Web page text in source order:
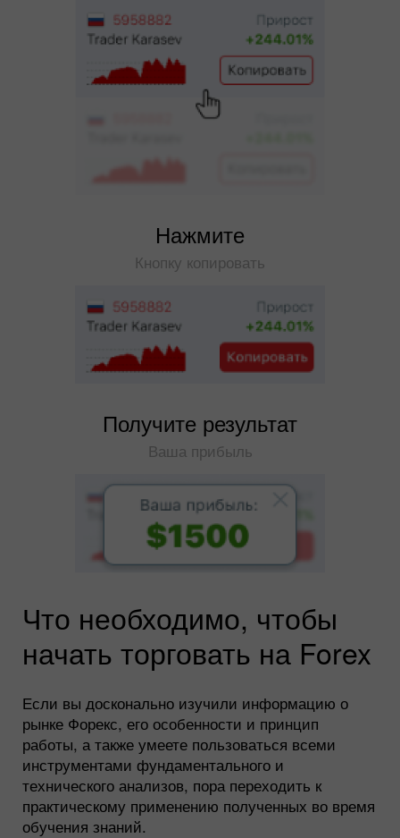
Нажмите
Кнопку копировать
Получите результат
Ваша прибыль
Что необходимо, чтобы
начать торговать на Forex
Если вы досконально изучили информацию о
рынке Форекс, его особенности и принцип
работы, а также умеете пользоваться всеми
инструментами фундаментального и
технического анализов, пора переходить к
практическому применению полученных во время
обучения знаний.